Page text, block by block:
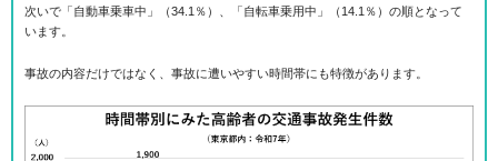
次いで「自動車乗車中」（34.1％）、「自転車乗用中」（14.1％）の順となって
います。
事故の内容だけではなく、事故に遭いやすい時間帯にも特徴があります。